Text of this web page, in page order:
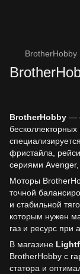
BrotherHobby
BrotherHobby —
фристайла,
сериями
Моторы
точной
и стабильной
которым нужен
газ и ресурс при
В магазине
BrotherHobby с
статора и